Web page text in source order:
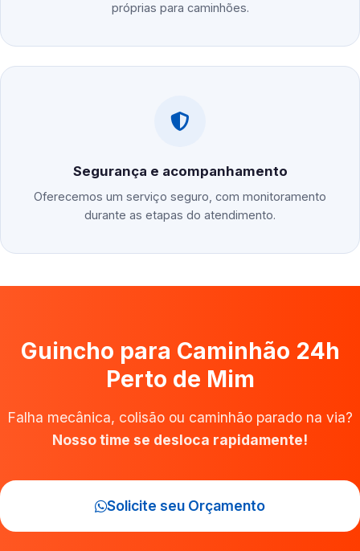
próprias para caminhões.
Segurança e acompanhamento
Oferecemos um serviço seguro, com monitoramento
durante as etapas do atendimento.
Guincho para Caminhão 24h
Perto de Mim
Falha mecânica, colisão ou caminhão parado na via?
Nosso time se desloca rapidamente!
Solicite seu Orçamento